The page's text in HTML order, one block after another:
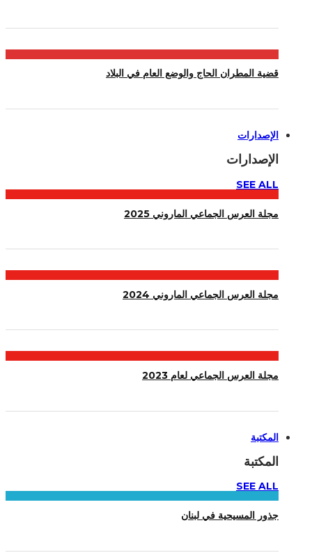
قضية المطران الحاج والوضع العام في البلاد
الإصدارات
الإصدارات
SEE ALL
مجلة العرس الجماعي الماروني 2025
مجلة العرس الجماعي الماروني 2024
مجلة العرس الجماعي لعام 2023
المكتبة
المكتبة
SEE ALL
جذور المسيحية في لبنان